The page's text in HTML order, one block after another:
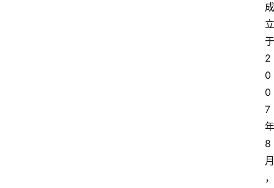
成
立
于
2
0
0
7
年
8
月
，